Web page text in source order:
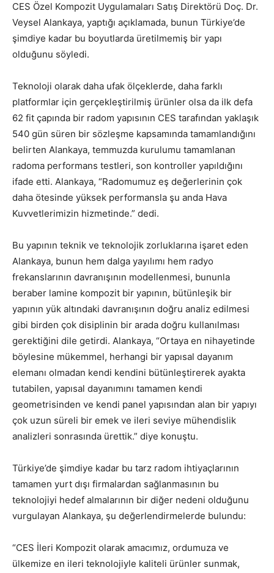
CES Özel Kompozit Uygulamaları Satış Direktörü Doç. Dr.
Veysel Alankaya, yaptığı açıklamada, bunun Türkiye’de
şimdiye kadar bu boyutlarda üretilmemiş bir yapı
olduğunu söyledi.
Teknoloji olarak daha ufak ölçeklerde, daha farklı
platformlar için gerçekleştirilmiş ürünler olsa da ilk defa
62 fit çapında bir radom yapısının CES tarafından yaklaşık
540 gün süren bir sözleşme kapsamında tamamlandığını
belirten Alankaya, temmuzda kurulumu tamamlanan
radoma performans testleri, son kontroller yapıldığını
ifade etti. Alankaya, “Radomumuz eş değerlerinin çok
daha ötesinde yüksek performansla şu anda Hava
Kuvvetlerimizin hizmetinde.” dedi.
Bu yapının teknik ve teknolojik zorluklarına işaret eden
Alankaya, bunun hem dalga yayılımı hem radyo
frekanslarının davranışının modellenmesi, bununla
beraber lamine kompozit bir yapının, bütünleşik bir
yapının yük altındaki davranışının doğru analiz edilmesi
gibi birden çok disiplinin bir arada doğru kullanılması
gerektiğini dile getirdi. Alankaya, “Ortaya en nihayetinde
böylesine mükemmel, herhangi bir yapısal dayanım
elemanı olmadan kendi kendini bütünleştirerek ayakta
tutabilen, yapısal dayanımını tamamen kendi
geometrisinden ve kendi panel yapısından alan bir yapıyı
çok uzun süreli bir emek ve ileri seviye mühendislik
analizleri sonrasında ürettik.” diye konuştu.
Türkiye’de şimdiye kadar bu tarz radom ihtiyaçlarının
tamamen yurt dışı firmalardan sağlanmasının bu
teknolojiyi hedef almalarının bir diğer nedeni olduğunu
vurgulayan Alankaya, şu değerlendirmelerde bulundu:
“CES İleri Kompozit olarak amacımız, ordumuza ve
ülkemize en ileri teknolojiyle kaliteli ürünler sunmak,